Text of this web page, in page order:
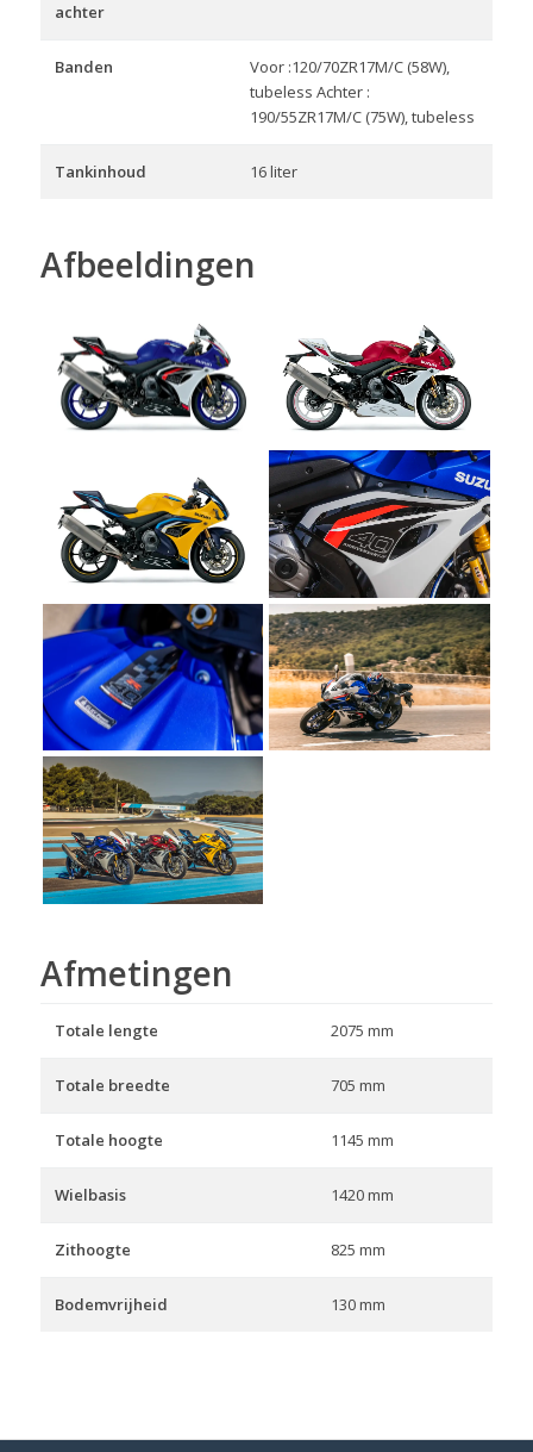
achter
Banden
Voor :120/70ZR17M/C (58W),
tubeless Achter :
190/55ZR17M/C (75W), tubeless
Tankinhoud 16 liter
Afbeeldingen
Afmetingen
Totale lengte 2075 mm
Totale breedte 705 mm
Totale hoogte 1145 mm
Wielbasis 1420 mm
Zithoogte 825 mm
Bodemvrijheid 130 mm